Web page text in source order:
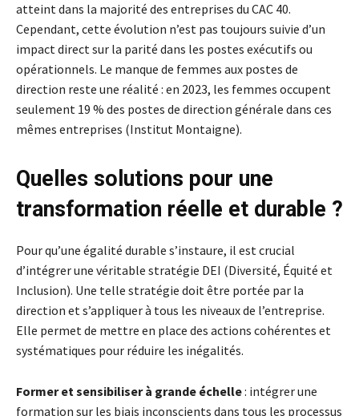
atteint dans la majorité des entreprises du CAC 40.
Cependant, cette évolution n’est pas toujours suivie d’un
impact direct sur la parité dans les postes exécutifs ou
opérationnels. Le manque de femmes aux postes de
direction reste une réalité : en 2023, les femmes occupent
seulement 19 % des postes de direction générale dans ces
mêmes entreprises (Institut Montaigne).
Quelles solutions pour une
transformation réelle et durable ?
Pour qu’une égalité durable s’instaure, il est crucial
d’intégrer une véritable stratégie DEI (Diversité, Équité et
Inclusion). Une telle stratégie doit être portée par la
direction et s’appliquer à tous les niveaux de l’entreprise.
Elle permet de mettre en place des actions cohérentes et
systématiques pour réduire les inégalités.
Former et sensibiliser à grande échelle: intégrer une
formation sur les biais inconscients dans tous les processus